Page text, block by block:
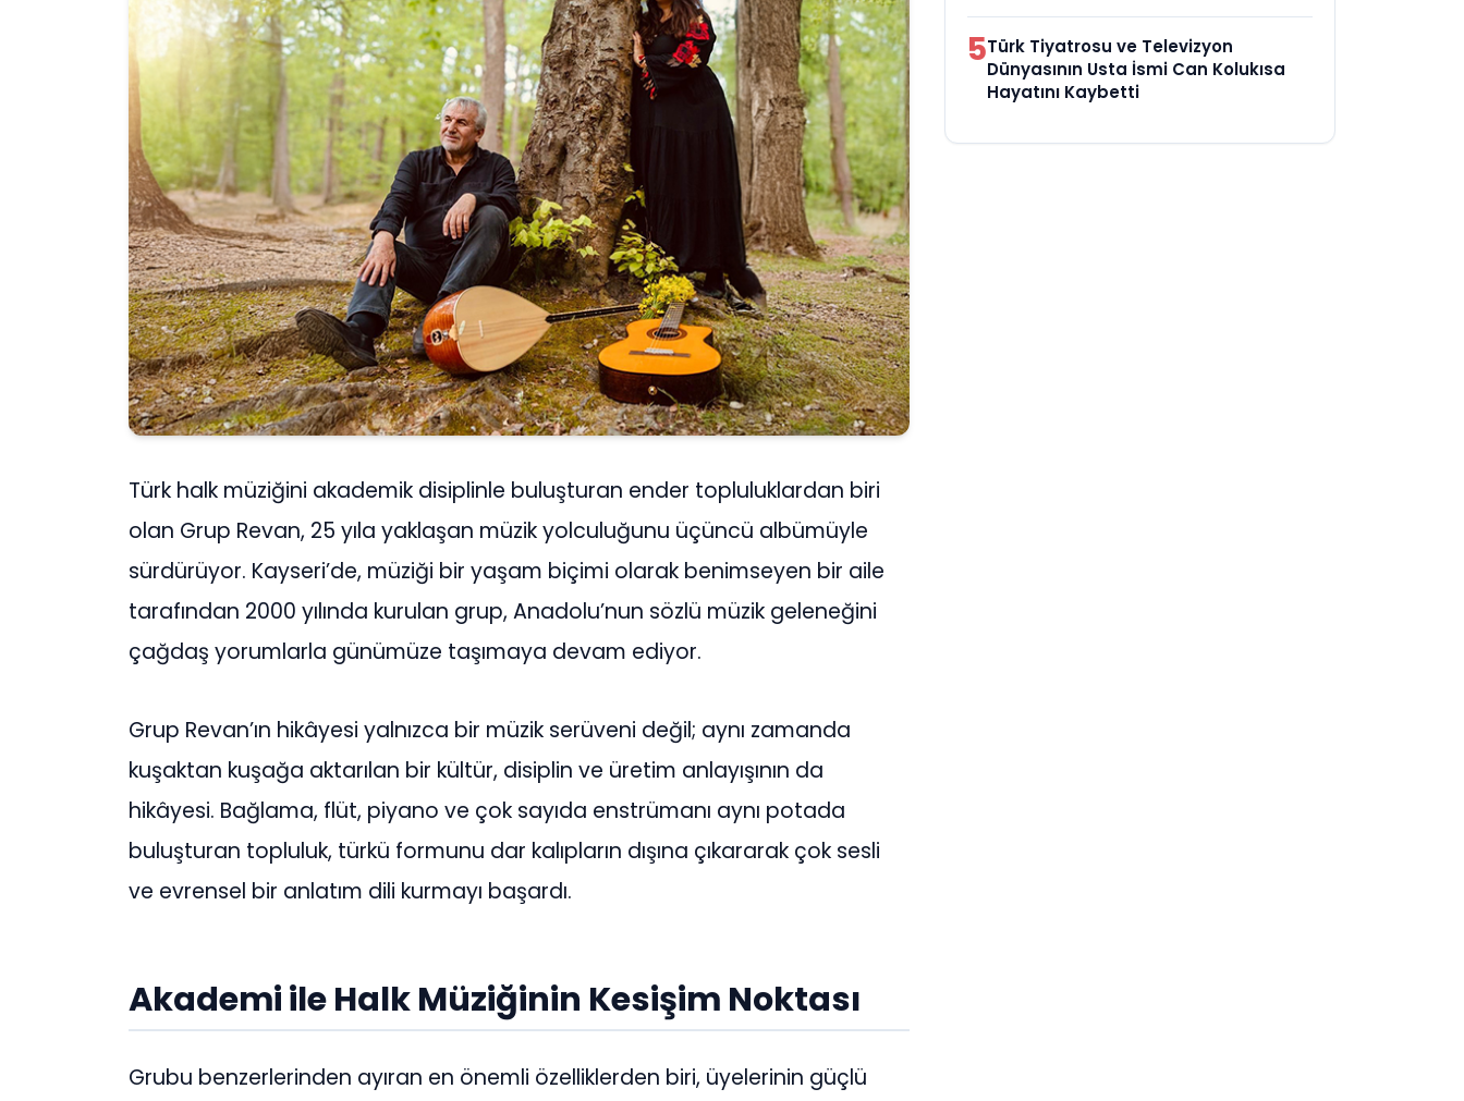
Türk halk müziğini akademik disiplinle buluşturan ender topluluklardan biri
olan Grup Revan, 25 yıla yaklaşan müzik yolculuğunu üçüncü albümüyle
sürdürüyor. Kayseri’de, müziği bir yaşam biçimi olarak benimseyen bir aile
tarafından 2000 yılında kurulan grup, Anadolu’nun sözlü müzik geleneğini
çağdaş yorumlarla günümüze taşımaya devam ediyor.
Grup Revan’ın hikâyesi yalnızca bir müzik serüveni değil; aynı zamanda
kuşaktan kuşağa aktarılan bir kültür, disiplin ve üretim anlayışının da
hikâyesi. Bağlama, flüt, piyano ve çok sayıda enstrümanı aynı potada
buluşturan topluluk, türkü formunu dar kalıpların dışına çıkararak çok sesli
ve evrensel bir anlatım dili kurmayı başardı.
Akademi ile Halk Müziğinin Kesişim Noktası
Grubu benzerlerinden ayıran en önemli özelliklerden biri, üyelerinin güçlü
5Türk Tiyatrosu ve Televizyon
Dünyasının Usta İsmi Can Kolukısa
Hayatını Kaybetti